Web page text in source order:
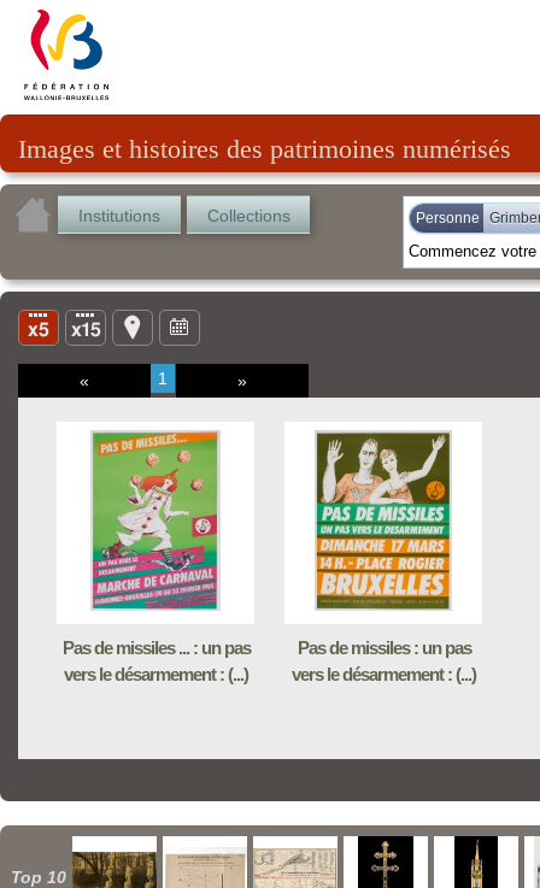
Images et histoires des patrimoines numérisés
Institutions Collections Personne
« 1 »
Pas de missiles ... : un pas
vers le désarmement : (...)
Pas de missiles : un pas
vers le désarmement : (...)
Top 10